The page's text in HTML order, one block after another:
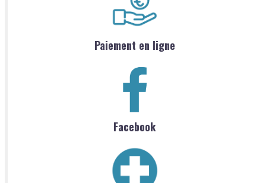
Paiement en ligne
Facebook